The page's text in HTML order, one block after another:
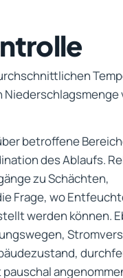
betroffene
des Ablaufs.
zu Schächten,
Frage, wo
werden können.